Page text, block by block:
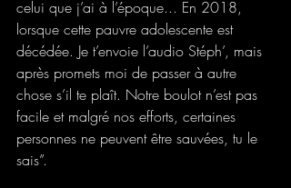
celui que j’ai à l’époque... En 2018,
lorsque cette pauvre adolescente est
décédée. Je t’envoie l’audio Stéph’, mais
après promets moi de passer à autre
chose s’il te plaît. Notre boulot n’est pas
facile et malgré nos efforts, certaines
personnes ne peuvent être sauvées, tu le
sais”.